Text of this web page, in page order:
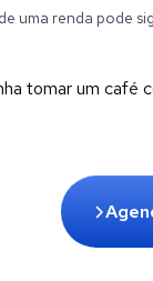
uma renda pode
tomar um café